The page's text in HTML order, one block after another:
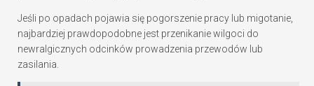
Jeśli po opadach pojawia się pogorszenie pracy lub migotanie,
najbardziej prawdopodobne jest przenikanie wilgoci do
newralgicznych odcinków prowadzenia przewodów lub
zasilania.